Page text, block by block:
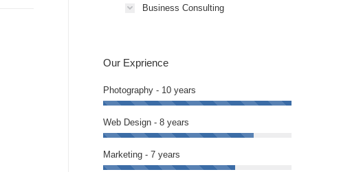
Business Consulting
Our Exprience
Photography - 10 years
Web Design - 8 years
Marketing - 7 years